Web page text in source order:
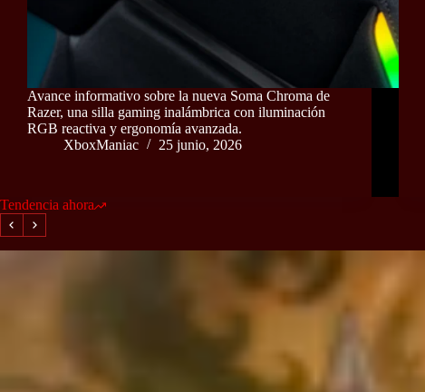
Avance informativo sobre la nueva Soma Chroma de
Razer, una silla gaming inalámbrica con iluminación
RGB reactiva y ergonomía avanzada.
XboxManiac
25 junio, 2026
Tendencia ahora